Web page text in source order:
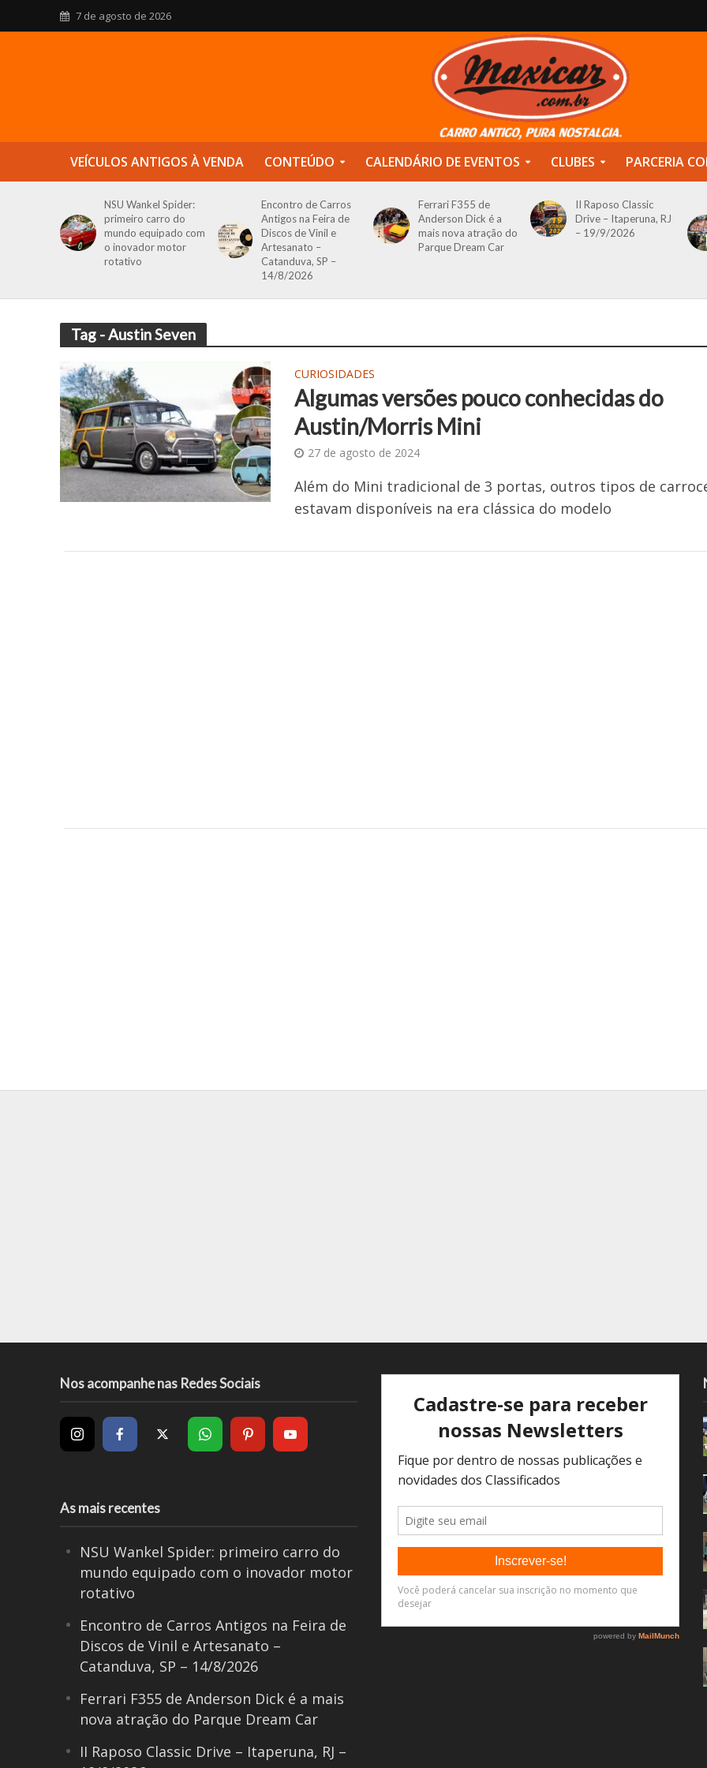
7 de agosto de 2026
VEÍCULOS ANTIGOS À VENDA CONTEÚDO CALENDÁRIO DE EVENTOS CLUBES PARCERIA
NSU Wankel Spider:
primeiro carro do
mundo equipado com
o inovador motor
rotativo
Encontro de Carros
Antigos na Feira de
Discos de Vinil e
Artesanato –
Catanduva, SP –
14/8/2026
Ferrari F355 de
Anderson Dick é a
mais nova atração do
Parque Dream Car
II Raposo Classic
Drive – Itaperuna, RJ
– 19/9/2026
Tag - Austin Seven
CURIOSIDADES
Algumas versões pouco conhecidas do
Austin/Morris Mini
27 de agosto de 2024
Além do Mini tradicional de 3 portas, outros tipos de
estavam disponíveis na era clássica do modelo
Nos acompanhe nas Redes Sociais
As mais recentes
NSU Wankel Spider: primeiro carro do
mundo equipado com o inovador motor
rotativo
Encontro de Carros Antigos na Feira de
Discos de Vinil e Artesanato –
Catanduva, SP – 14/8/2026
Ferrari F355 de Anderson Dick é a mais
nova atração do Parque Dream Car
II Raposo Classic Drive – Itaperuna, RJ –